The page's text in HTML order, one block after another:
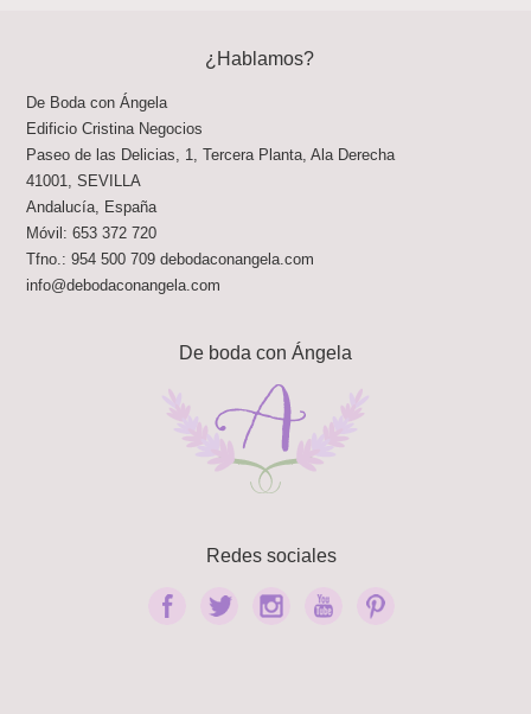
¿Hablamos?
De Boda con Ángela
Edificio Cristina Negocios
Paseo de las Delicias, 1, Tercera Planta, Ala Derecha
41001
,SEVILLA
Andalucía España
Móvil:653 372 720
Tfno.:954 500 709 debodaconangela.com
info@debodaconangela.com
De boda con Ángela
Redes sociales